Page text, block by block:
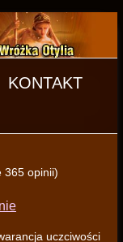
KONTAKT
365 opinii)
uczciwości